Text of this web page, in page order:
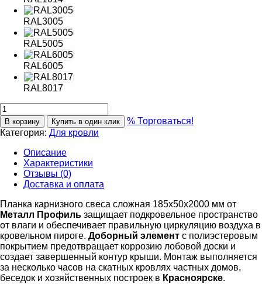
RAL3005
RAL5005
RAL6005
RAL8017
В корзину Купить в один клик
% Торговаться!
Категория: Для кровли
Описание
Характеристики
Отзывы (0)
Доставка и оплата
Планка карнизного свеса сложная 185х50х2000 мм от
Металл Профиль защищает подкровельное пространство
от влаги и обеспечивает правильную циркуляцию воздуха в
кровельном пироге. Доборный элемент с полиэстеровым
покрытием предотвращает коррозию лобовой доски и
создает завершенный контур крыши. Монтаж выполняется
за несколько часов на скатных кровлях частных домов,
беседок и хозяйственных построек в Красноярске.